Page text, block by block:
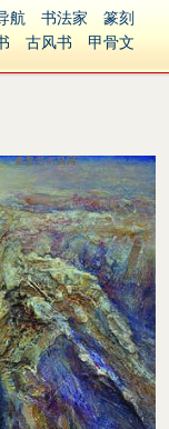
航 书法家
篆刻
古风书
甲骨文
之家
签名
硬筆字
文字体
英文字体
陀佛
意见反馈